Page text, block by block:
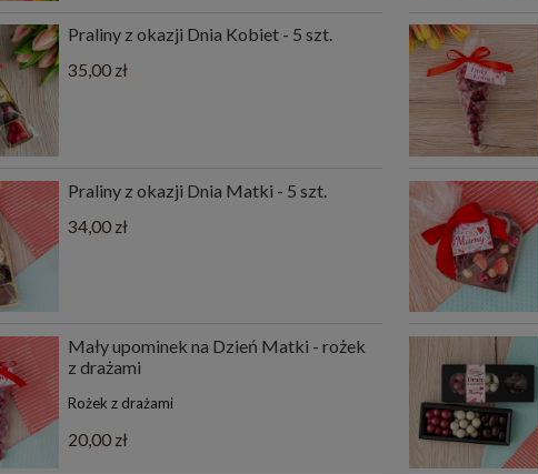
Praliny z okazji Dnia Kobiet - 5 szt.
35,00 zł
Praliny z okazji Dnia Matki - 5 szt.
34,00 zł
Mały upominek na Dzień Matki - rożek
z drażami
Rożek z drażami
20,00 zł